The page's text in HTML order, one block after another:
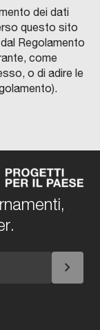
dei dati
questo sito
Regolamento
come
o di adire le
chevron_right